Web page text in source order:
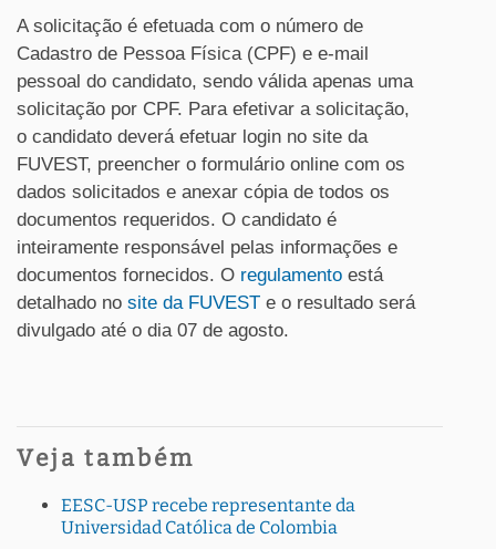
A solicitação é efetuada com o número de
Cadastro de Pessoa Física (CPF) e e-mail
pessoal do candidato, sendo válida apenas uma
solicitação por CPF. Para efetivar a solicitação,
o candidato deverá efetuar login no site da
FUVEST, preencher o formulário online com os
dados solicitados e anexar cópia de todos os
documentos requeridos. O candidato é
inteiramente responsável pelas informações e
documentos fornecidos. O regulamento está
detalhado no site da FUVEST e o resultado será
divulgado até o dia 07 de agosto.
Veja também
EESC-USP recebe representante da
Universidad Católica de Colombia